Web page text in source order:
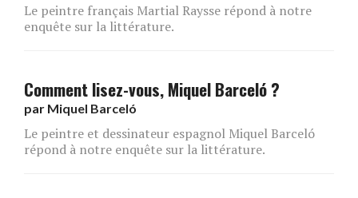
Le peintre français Martial Raysse répond à notre
enquête sur la littérature.
Comment lisez-vous, Miquel Barceló ?
par Miquel Barceló
Le peintre et dessinateur espagnol Miquel Barceló
répond à notre enquête sur la littérature.